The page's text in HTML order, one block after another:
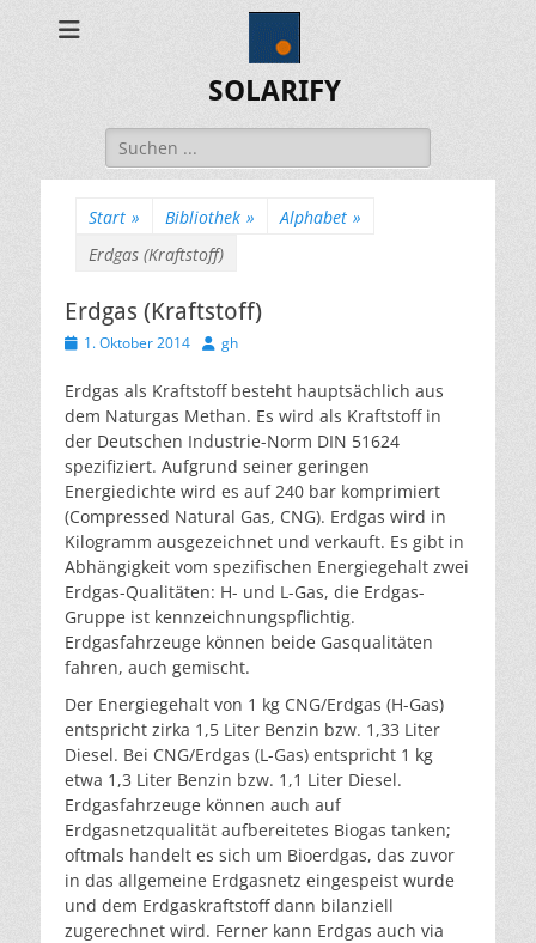
SOLARIFY
Suchen
nach:
Start » Bibliothek » Alphabet »
Erdgas (Kraftstoff)
Erdgas (Kraftstoff)
Veröffentlicht
1. Oktober 2014 Autor
gh
Erdgas als Kraftstoff besteht hauptsächlich aus
dem Naturgas Methan. Es wird als Kraftstoff in
der Deutschen Industrie-Norm DIN 51624
spezifiziert. Aufgrund seiner geringen
Energiedichte wird es auf 240 bar komprimiert
(Compressed Natural Gas, CNG). Erdgas wird in
Kilogramm ausgezeichnet und verkauft. Es gibt in
Abhängigkeit vom spezifischen Energiegehalt zwei
Erdgas-Qualitäten: H- und L-Gas, die Erdgas-
Gruppe ist kennzeichnungspflichtig.
Erdgasfahrzeuge können beide Gasqualitäten
fahren, auch gemischt.
Der Energiegehalt von 1 kg CNG/Erdgas (H-Gas)
entspricht zirka 1,5 Liter Benzin bzw. 1,33 Liter
Diesel. Bei CNG/Erdgas (L-Gas) entspricht 1 kg
etwa 1,3 Liter Benzin bzw. 1,1 Liter Diesel.
Erdgasfahrzeuge können auch auf
Erdgasnetzqualität aufbereitetes Biogas tanken;
oftmals handelt es sich um Bioerdgas, das zuvor
in das allgemeine Erdgasnetz eingespeist wurde
und dem Erdgaskraftstoff dann bilanziell
zugerechnet wird. Ferner kann Erdgas auch via